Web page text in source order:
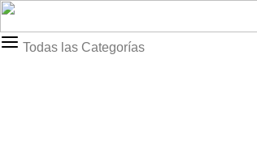
Todas las Categorías